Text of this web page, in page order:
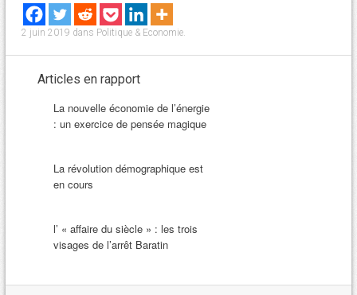
2 juin 2019 dans Politique & Economie.
Articles en rapport
La nouvelle économie de l’énergie
: un exercice de pensée magique
La révolution démographique est
en cours
l’ « affaire du siècle » : les trois
visages de l’arrêt Baratin